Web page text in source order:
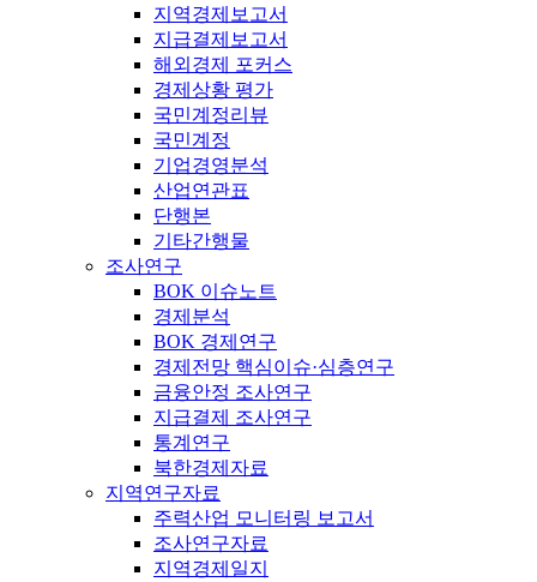
지역경제보고서
지급결제보고서
해외경제 포커스
경제상황 평가
국민계정리뷰
국민계정
기업경영분석
산업연관표
단행본
기타간행물
조사연구
BOK 이슈노트
경제분석
BOK 경제연구
경제전망 핵심이슈·심층연구
금융안정 조사연구
지급결제 조사연구
통계연구
북한경제자료
지역연구자료
주력산업 모니터링 보고서
조사연구자료
지역경제일지